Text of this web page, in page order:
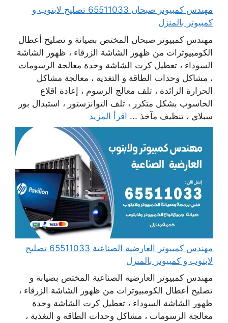
مهندس كمبيوتر صبحان 65511033 تصليح لابتوب و
كمبيوتر بالمنزل
مهندس كمبيوتر صبحان المختص بصيانة و تصليح أعطال
الكومبيوترات من ظهور الشاشة الزرقاء ، ظهور الشاشة
السوداء ، تعطيل كرت الشاشة وحدة معالجة الرسومات
، مشاكل وحدات الطاقة و التغذية ، معالجة مشاكل
الحرارة الزائدة ، تلف معالج الرسوم ، إعادة اقلاع
الحاسوب بشكل متكرر ، تلف التوانزستور ، استبدال بور
سبلاي ، تنظيف مآخذ ... اقرأ المزيد
مهندس كمبيوتر العارضية الصناعية 65511033 تصليح
لابتوب و كمبيوتر بالمنزل
مهندس كمبيوتر العارضية الصناعية المختص بصيانة و
تصليح أعطال الكومبيوترات من ظهور الشاشة الزرقاء ،
ظهور الشاشة السوداء ، تعطيل كرت الشاشة وحدة
معالجة الرسومات ، مشاكل وحدات الطاقة و التغذية ،